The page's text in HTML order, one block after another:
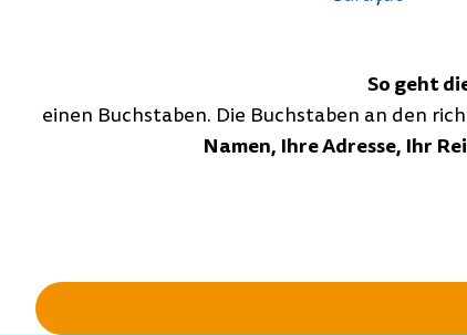
So geht
einen Buchstaben. Die Buchstaben an den
Namen, IhreAdresse, Ihr